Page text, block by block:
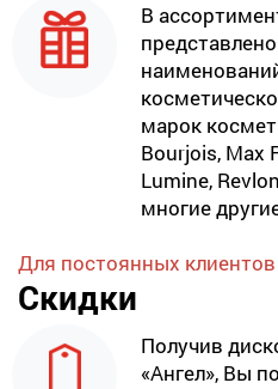
В
марок
Bourjois, Max
Lumine,
многие
Для постоянных клиентов
Скидки
Получив
«Ангел», Вы